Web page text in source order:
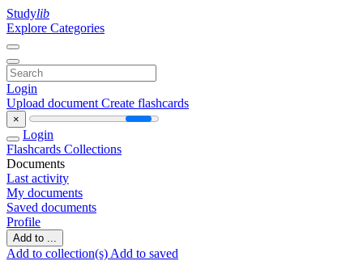
Studylib
Explore Categories
Login
Upload document Create flashcards
×
Login
Flashcards Collections
Documents
Last activity
My documents
Saved documents
Profile
Add to ...
Add to collection(s) Add to saved